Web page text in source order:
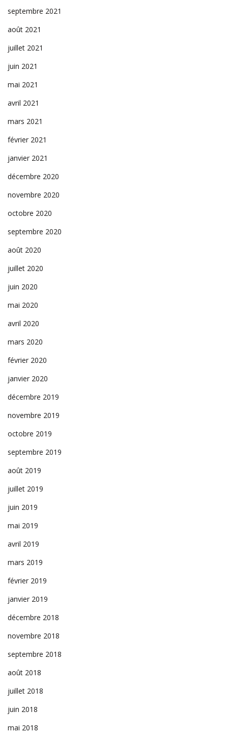
septembre 2021
août 2021
juillet 2021
juin 2021
mai 2021
avril 2021
mars 2021
février 2021
janvier 2021
décembre 2020
novembre 2020
octobre 2020
septembre 2020
août 2020
juillet 2020
juin 2020
mai 2020
avril 2020
mars 2020
février 2020
janvier 2020
décembre 2019
novembre 2019
octobre 2019
septembre 2019
août 2019
juillet 2019
juin 2019
mai 2019
avril 2019
mars 2019
février 2019
janvier 2019
décembre 2018
novembre 2018
septembre 2018
août 2018
juillet 2018
juin 2018
mai 2018